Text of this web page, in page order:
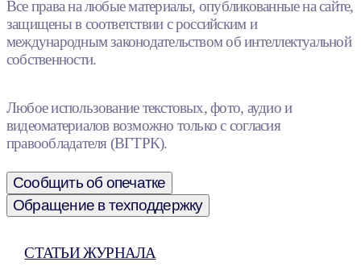
Все права на любые материалы, опубликованные на сайте,
защищены в соответствии с российским и
международным законодательством об интеллектуальной
собственности.
Любое использование текстовых, фото, аудио и
видеоматериалов возможно только с согласия
правообладателя (ВГТРК).
Сообщить об опечатке
Обращение в техподдержку
СТАТЬИ ЖУРНАЛА